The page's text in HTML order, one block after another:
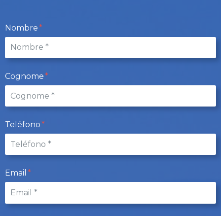
Nombre
Cognome
Teléfono
Email